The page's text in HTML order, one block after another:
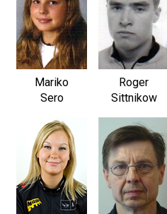
Mariko
Sero
Roger
Sittnikow